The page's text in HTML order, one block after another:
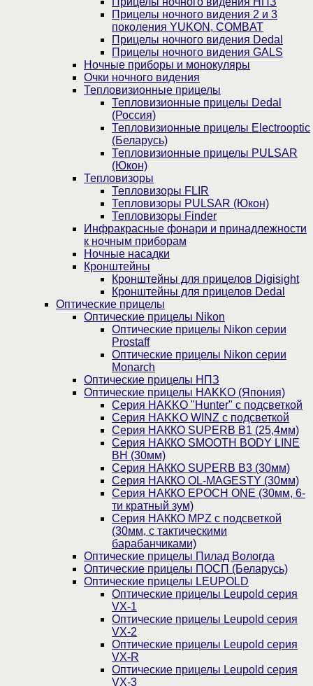
Прицелы ночного видения 2 и 3
поколения YUKON, COMBAT
Прицелы ночного видения Dedal
Прицелы ночного видения GALS
Ночные приборы и монокуляры
Очки ночного видения
Тепловизионные прицелы
Тепловизионные прицелы Dedal
(Россия)
Тепловизионные прицелы Electrooptic
(Беларусь)
Тепловизионные прицелы PULSAR
(Юкон)
Тепловизоры
Тепловизоры FLIR
Тепловизоры PULSAR (Юкон)
Тепловизоры Finder
Инфракрасные фонари и принадлежности
к ночным приборам
Ночные насадки
Кронштейны
Кронштейны для прицелов Digisight
Кронштейны для прицелов Dedal
Оптические прицелы
Оптические прицелы Nikon
Оптические прицелы Nikon серии
Prostaff
Оптические прицелы Nikon серии
Monarch
Оптические прицелы НПЗ
Оптические прицелы HAKKO (Япония)
Cерия HAKKO "Hunter" с подсветкой
Серия НAKKO WINZ с подсветкой
Серия НАККО SUPERB B1 (25,4мм)
Серия НАККО SMOOTH BODY LINE
BH (30мм)
Серия НАККО SUPERB B3 (30мм)
Серия НАККО OL-MAGESTY (30мм)
Серия НАККО EPOCH ONE (30мм, 6-
ти кратный зум)
Серия НАККО MPZ с подсветкой
(30мм, c тактическими
барабанчиками)
Оптические прицелы Пилад Вологда
Оптические прицелы ПОСП (Беларусь)
Оптические прицелы LEUPOLD
Оптические прицелы Leupold серия
VX-1
Оптические прицелы Leupold серия
VX-2
Оптические прицелы Leupold серия
VX-R
Оптические прицелы Leupold серия
VX-3